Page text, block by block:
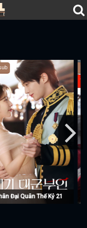
(7/7) Vietsub + Lồng Tiếng
Săn Công Lý (Phần 2)